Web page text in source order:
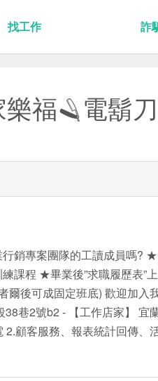
找工作 詐
福🪒電鬍
銷專案團隊的工讀成員嗎?
課程 ★畢業後”求職履歷表”
後可成固定班底) 歡迎加入
巷2號b2 - 【工作店家】 宜
2.顧客服務、報表統計回傳、